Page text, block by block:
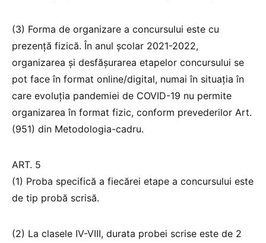
(3) Forma de organizare a concursului este cu
prezență fizică. În anul școlar 2021-2022,
organizarea și desfășurarea etapelor concursului se
pot face în format online/digital, numai în situația în
care evoluția pandemiei de COVID-19 nu permite
organizarea în format fizic, conform prevederilor Art.
(951) din Metodologia-cadru.
ART. 5
(1) Proba specifică a fiecărei etape a concursului este
de tip probă scrisă.
(2) La clasele IV-VIII, durata probei scrise este de 2